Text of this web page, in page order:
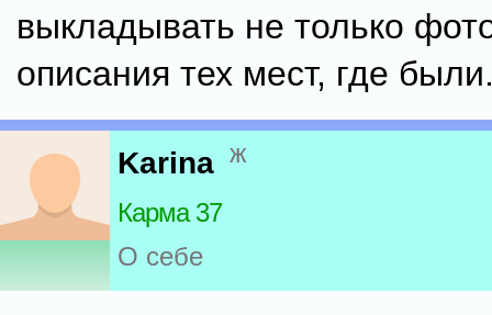
выкладывать не только
описания тех мест, где
Karina ж
Карма 37
О себе